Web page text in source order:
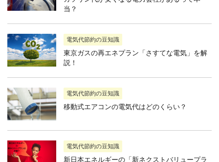
当？
電気代節約の豆知識
東京ガスの再エネプラン「さすてな電気」を解
説！
電気代節約の豆知識
移動式エアコンの電気代はどのくらい？
電気代節約の豆知識
新日本エネルギーの「新ネクストバリュープラ